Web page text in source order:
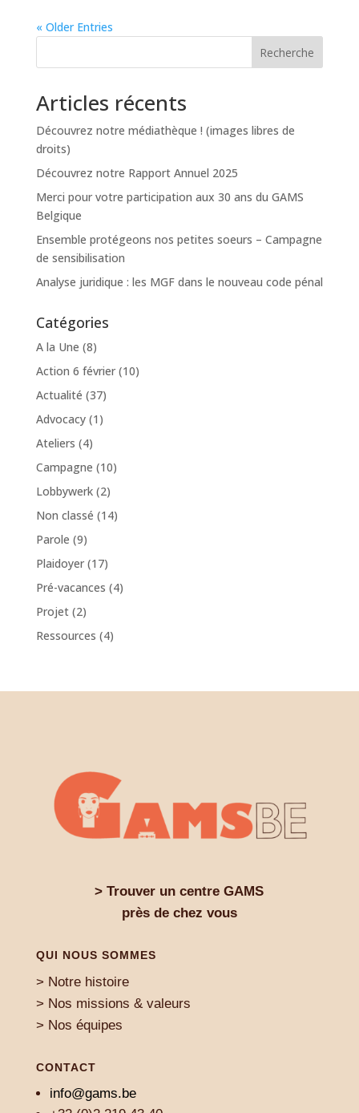
« Older Entries
Recherche
Articles récents
Découvrez notre médiathèque ! (images libres de
droits)
Découvrez notre Rapport Annuel 2025
Merci pour votre participation aux 30 ans du GAMS
Belgique
Ensemble protégeons nos petites soeurs – Campagne
de sensibilisation
Analyse juridique : les MGF dans le nouveau code pénal
Catégories
A la Une (8)
Action 6 février(10)
Actualité (37)
Advocacy(1)
Ateliers (4)
Campagne (10)
Lobbywerk(2)
Non classé (14)
Parole (9)
Plaidoyer(17)
Pré-vacances (4)
Projet(2)
Ressources (4)
> Trouver un centre GAMS
près de chez vous
QUI NOUS SOMMES
> Notre histoire
> Nos missions & valeurs
> Nos équipes
CONTACT
info@gams.be